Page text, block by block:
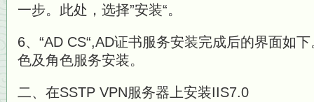
一步。此处，选择”安装“。
6、“AD CS“,AD证书服务安装完成后的界面如
色及角色服务安装。
二、在SSTP VPN服务器上安装IIS7.0